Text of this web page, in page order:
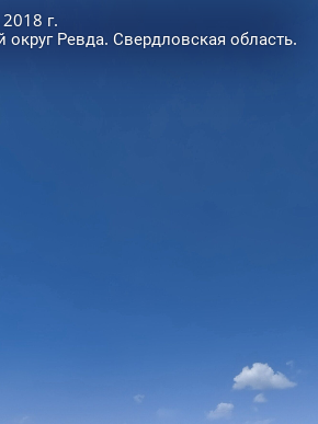
г.
округ Ревда. Свердловская область.